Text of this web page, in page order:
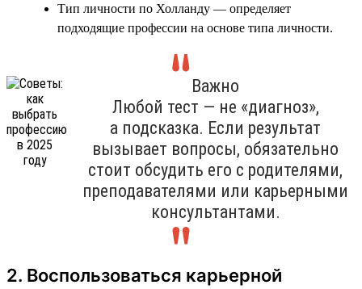
Тип личности по Холланду — определяет
подходящие профессии на основе типа личности.
Важно
Любой тест — не «диагноз»,
а подсказка. Если результат
вызывает вопросы, обязательно
стоит обсудить его с родителями,
преподавателями или карьерными
консультантами.
2. Воспользоваться карьерной